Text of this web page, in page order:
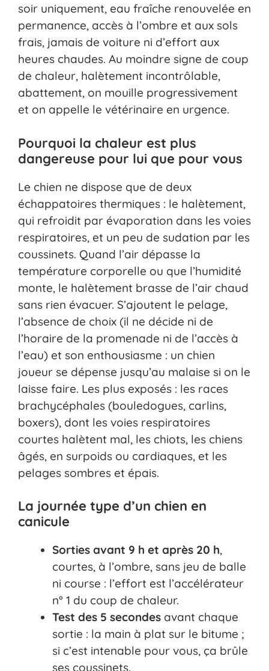
soir uniquement, eau fraîche renouvelée en
permanence, accès à l’ombre et aux sols
frais, jamais de voiture ni d’effort aux
heures chaudes. Au moindre signe de coup
de chaleur, halètement incontrôlable,
abattement, on mouille progressivement
et on appelle le vétérinaire en urgence.
Pourquoi la chaleur est plus
dangereuse pour lui que pour vous
Le chien ne dispose que de deux
échappatoires thermiques : le halètement,
qui refroidit par évaporation dans les voies
respiratoires, et un peu de sudation par les
coussinets. Quand l’air dépasse la
température corporelle ou que l’humidité
monte, le halètement brasse de l’air chaud
sans rien évacuer. S’ajoutent le pelage,
l’absence de choix (il ne décide ni de
l’horaire de la promenade ni de l’accès à
l’eau) et son enthousiasme : un chien
joueur se dépense jusqu’au malaise si on le
laisse faire. Les plus exposés : les races
brachycéphales (bouledogues, carlins,
boxers), dont les voies respiratoires
courtes halètent mal, les chiots, les chiens
âgés, en surpoids ou cardiaques, et les
pelages sombres et épais.
La journée type d’un chien en
canicule
Sorties avant 9 h et après 20 h,
courtes, à l’ombre, sans jeu de balle
ni course : l’effort est l’accélérateur
n° 1 du coup de chaleur.
Test des 5 secondes avant chaque
sortie : la main à plat sur le bitume ;
si c’est intenable pour vous, ça brûle
ses coussinets.